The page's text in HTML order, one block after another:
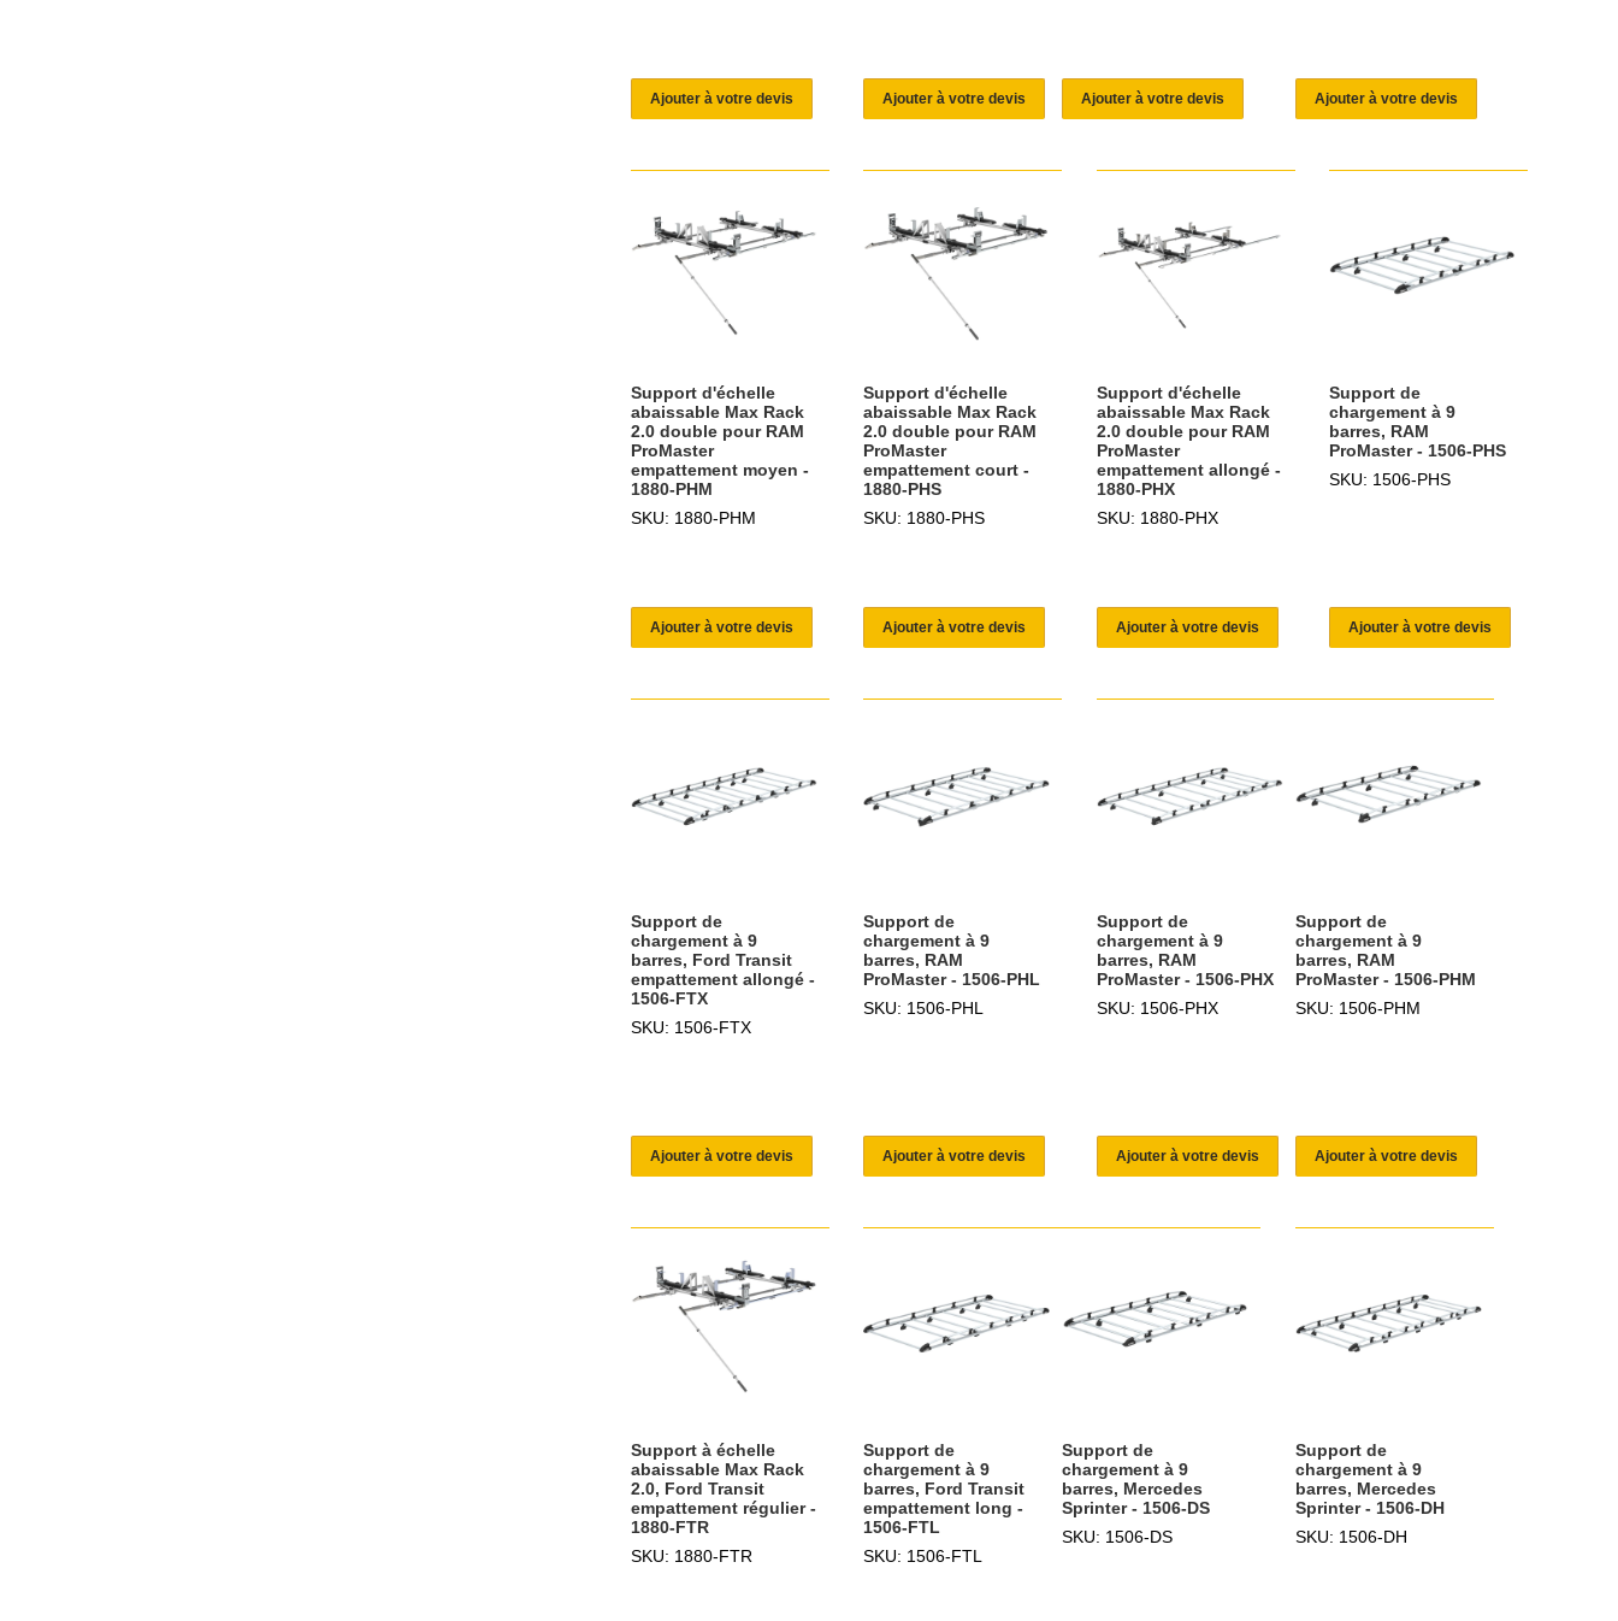
Ajouter à votre devis Ajouter à votre devis Ajouter à votre devis Ajouter à votre devis
Support d'échelle
abaissable Max Rack
2.0 double pour RAM
ProMaster
empattement moyen -
1880-PHM
SKU: 1880-PHM
Ajouter à votre devis
Support d'échelle
abaissable Max Rack
2.0 double pour RAM
ProMaster
empattement court -
1880-PHS
SKU: 1880-PHS
Ajouter à votre devis
Support d'échelle
abaissable Max Rack
2.0 double pour RAM
ProMaster
empattement allongé -
1880-PHX
SKU: 1880-PHX
Ajouter à votre devis
Support de
chargement à 9
barres, RAM
ProMaster - 1506-PHS
SKU: 1506-PHS
Ajouter à votre devis
Support de
chargement à 9
barres, Ford Transit
empattement allongé -
1506-FTX
SKU: 1506-FTX
Ajouter à votre devis
Support de
chargement à 9
barres, RAM
ProMaster - 1506-PHL
SKU: 1506-PHL
Ajouter à votre devis
Support de
chargement à 9
barres, RAM
ProMaster - 1506-PHX
SKU: 1506-PHX
Ajouter à votre devis
Support de
chargement à 9
barres, RAM
ProMaster - 1506-PHM
SKU: 1506-PHM
Ajouter à votre devis
Support à échelle
abaissable Max Rack
2.0, Ford Transit
empattement régulier -
1880-FTR
SKU: 1880-FTR
Support de
chargement à 9
barres, Ford Transit
empattement long -
1506-FTL
SKU: 1506-FTL
Support de
chargement à 9
barres, Mercedes
Sprinter - 1506-DS
SKU: 1506-DS
Support de
chargement à 9
barres, Mercedes
Sprinter - 1506-DH
SKU: 1506-DH